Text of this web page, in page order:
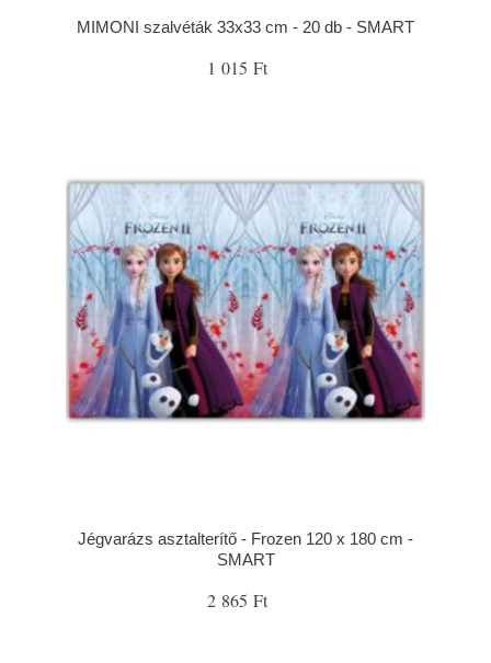
MIMONI szalvéták 33x33 cm - 20 db - SMART
1 015 Ft
Jégvarázs asztalterítő - Frozen 120 x 180 cm -
SMART
2 865 Ft